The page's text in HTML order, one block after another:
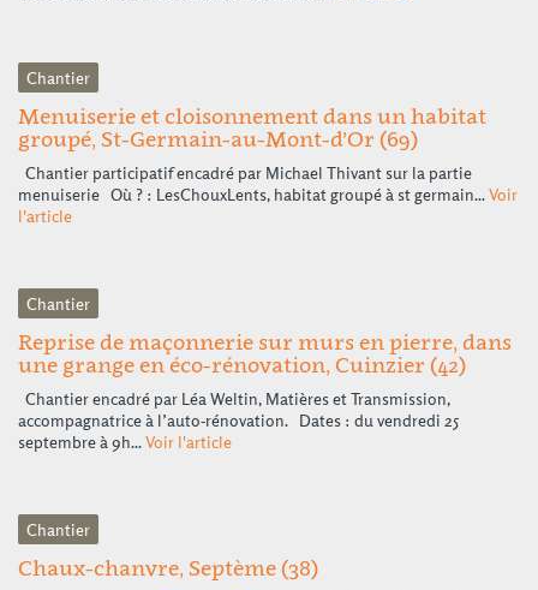
Chantier
Menuiserie et cloisonnement dans un habitat
groupé, St-Germain-au-Mont-d’Or (69)
Chantier participatif encadré par Michael Thivant sur la partie
menuiserie Où ? : LesChouxLents, habitat groupé à st germain...Voir
l'article
Chantier
Reprise de maçonnerie sur murs en pierre, dans
une grange en éco-rénovation, Cuinzier (42)
Chantier encadré par Léa Weltin, Matières et Transmission,
accompagnatrice à l’auto-rénovation. Dates : du vendredi 25
septembre à 9h...Voir l'article
Chantier
Chaux-chanvre, Septème (38)